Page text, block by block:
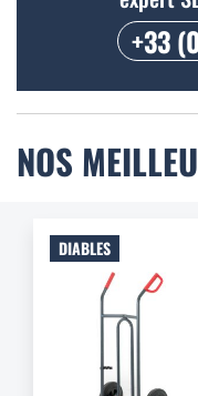
+33
NOS
DIABLES